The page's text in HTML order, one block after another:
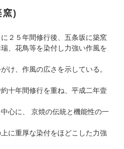
窯)
２５年間修行後、五条坂に築窯
、花鳥等を染付し力強い作風を
け、作風の広さを示している。
十年間修行を重ね、平成二年壹
心に、 京焼の伝統と機能性の一
に重厚な染付をほどこした力強